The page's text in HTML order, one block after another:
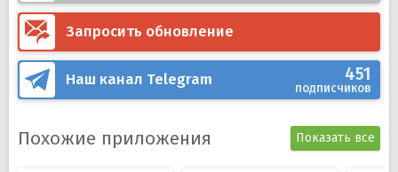
звонок или видеозвонок;
Интерфейс на русском или украинском языках.
Запросить обновление
Наш канал Telegram 451
подписчиков
Похожие приложения Показать все